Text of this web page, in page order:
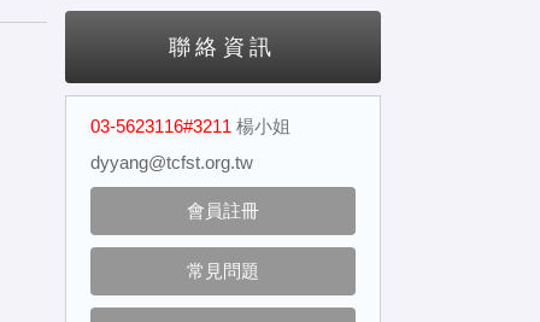
聯絡資訊
03-5623116#3211 楊小姐
dyyang@tcfst.org.tw
會員註冊
常見問題